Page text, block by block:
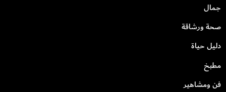
جمال
صحة ورشاقة
دليل حياة
مطبخ
فن ومشاهير